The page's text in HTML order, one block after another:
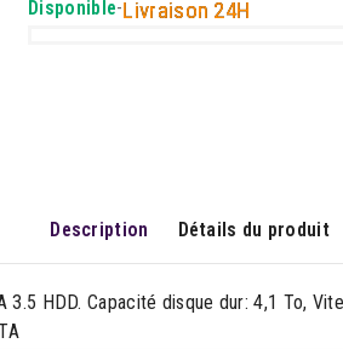
Disponible-Livraison 24H
Description Détails du produit
3.5 HDD. Capacité disque dur: 4,1 To,